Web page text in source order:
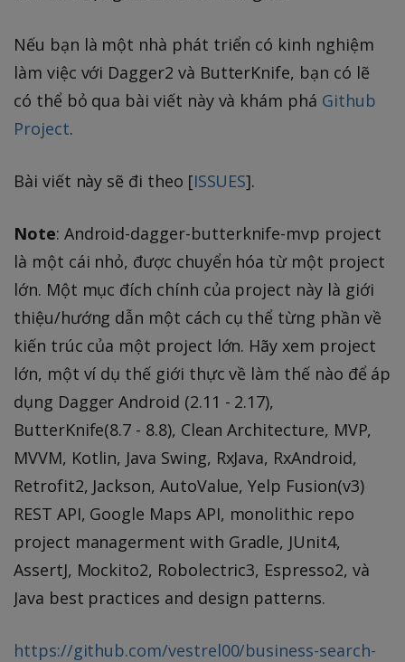
Nếu bạn là một nhà phát triển có kinh nghiệm
làm việc với Dagger2 và ButterKnife, bạn có lẽ
có thể bỏ qua bài viết này và khám phá Github
Project.
Bài viết này sẽ đi theo [ISSUES].
Note: Android-dagger-butterknife-mvp project
là một cái nhỏ, được chuyển hóa từ một project
lớn. Một mục đích chính của project này là giới
thiệu/hướng dẫn một cách cụ thể từng phần về
kiến trúc của một project lớn. Hãy xem project
lớn, một ví dụ thế giới thực về làm thế nào để áp
dụng Dagger Android (2.11 - 2.17),
ButterKnife(8.7 - 8.8), Clean Architecture, MVP,
MVVM, Kotlin, Java Swing, RxJava, RxAndroid,
Retrofit2, Jackson, AutoValue, Yelp Fusion(v3)
REST API, Google Maps API, monolithic repo
project managerment with Gradle, JUnit4,
AssertJ, Mockito2, Robolectric3, Espresso2, và
Java best practices and design patterns.
https://github.com/vestrel00/business-search-